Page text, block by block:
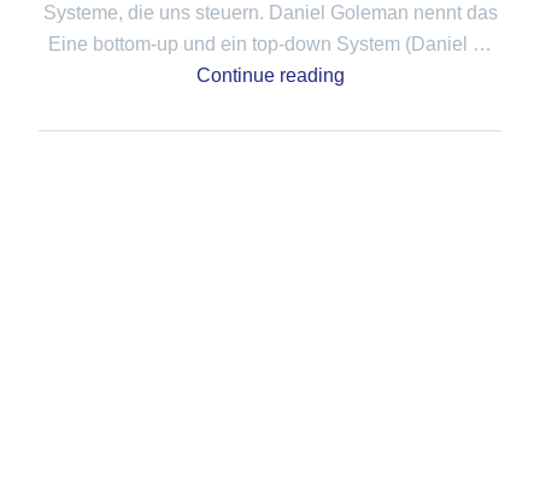
Systeme, die uns steuern. Daniel Goleman nennt das
Eine bottom-up und ein top-down System (Daniel …
Continue reading